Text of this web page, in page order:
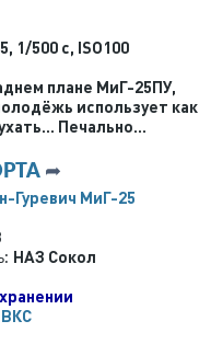
, 1/500 с, ISO100
плане МиГ-25ПУ,
использует как
Печально...
➦
Гуревич МиГ-25
НАЗ Сокол